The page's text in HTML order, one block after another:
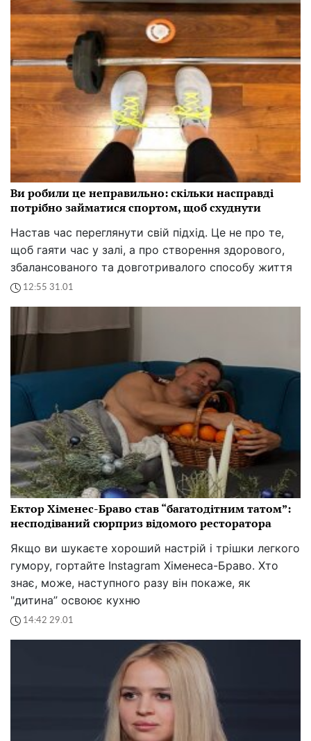
Ви робили це неправильно: скільки насправді
потрібно займатися спортом, щоб схуднути
Настав час переглянути свій підхід. Це не про те,
щоб гаяти час у залі, а про створення здорового,
збалансованого та довготривалого способу життя
12:55 31.01
Ектор Хіменес-Браво став “багатодітним татом”:
несподіваний сюрприз відомого ресторатора
Якщо ви шукаєте хороший настрій і трішки легкого
гумору, гортайте Instagram Хіменеса-Браво. Хто
знає, може, наступного разу він покаже, як
"дитина” освоює кухню
14:42 29.01